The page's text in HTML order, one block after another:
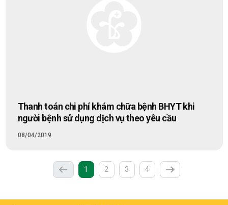
Thanh toán chi phí khám chữa bệnh BHYT khi
người bệnh sử dụng dịch vụ theo yêu cầu
08/04/2019
Previous
1 (current)
2 3
4
Next